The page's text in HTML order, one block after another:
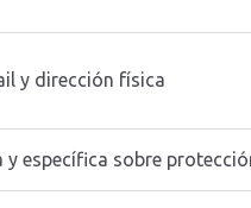
y dirección física
y específica sobre